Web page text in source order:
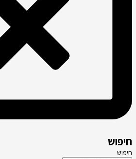
חיפוש
חיפוש